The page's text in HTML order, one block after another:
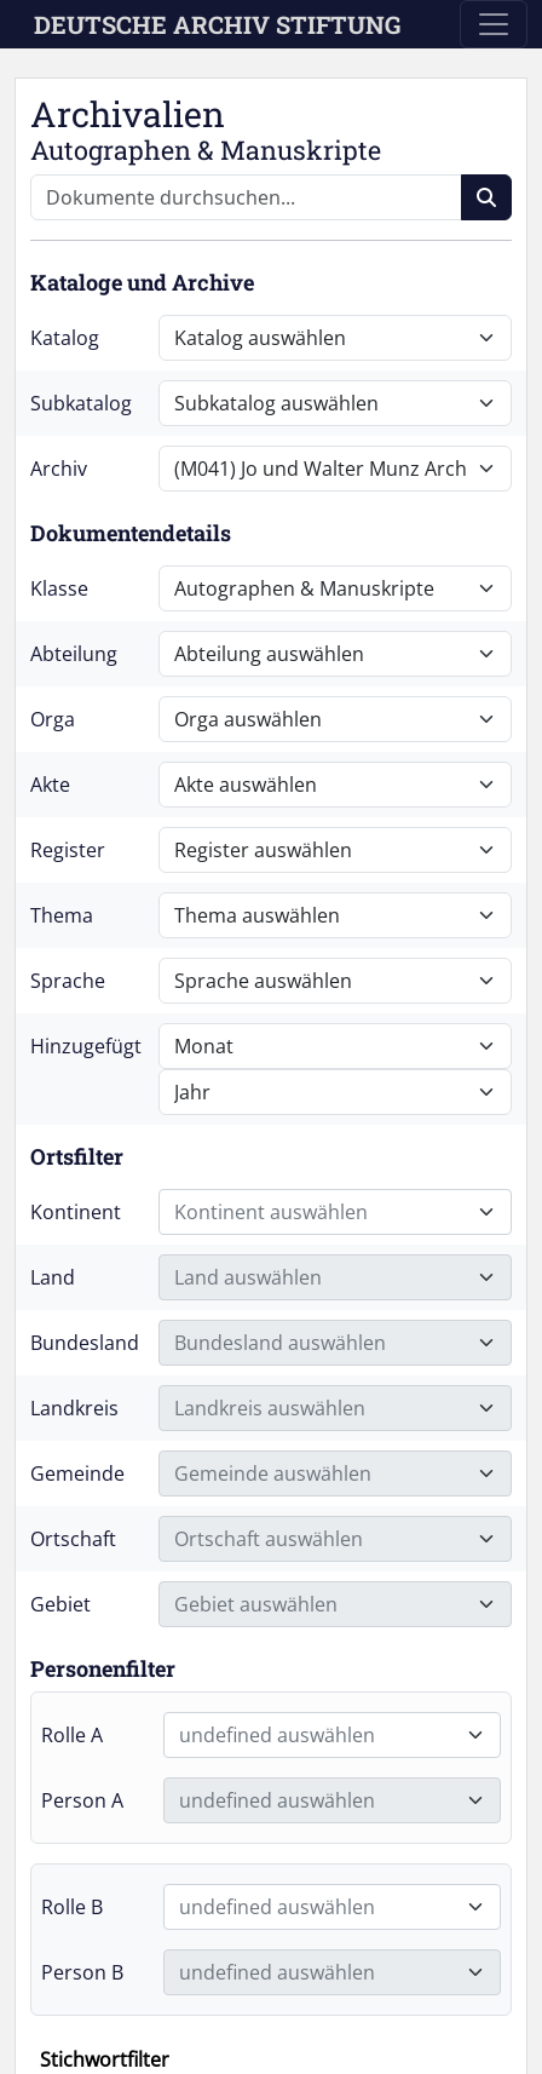
Skip to main content
DEUTSCHE ARCHIV STIFTUNG
Archivalien
Autographen & Manuskripte
Kataloge und Archive
Katalog
Subkatalog
Archiv
Dokumentendetails
Klasse
Abteilung
Orga
Akte
Register
Thema
Sprache
Hinzugefügt
Ortsfilter
Kontinent Kontinent auswählen
Land Land auswählen
Bundesland Bundesland auswählen
Landkreis Landkreis auswählen
Gemeinde Gemeinde auswählen
Ortschaft Ortschaft auswählen
Gebiet Gebiet auswählen
Personenfilter
Rolle A undefined auswählen
Person A undefined auswählen
Rolle B undefined auswählen
Person B undefined auswählen
Stichwortfilter